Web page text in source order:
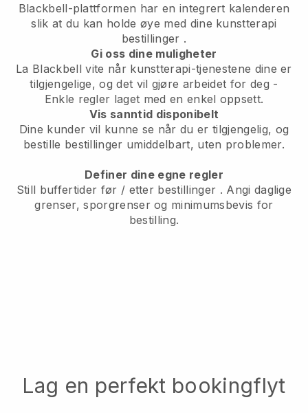
Blackbell-plattformen har en integrert kalenderen
slik at du kan holde øye med dine kunstterapi
bestillinger .
Gi oss dine muligheter
La Blackbell vite når kunstterapi-tjenestene dine er
tilgjengelige, og det vil gjøre arbeidet for deg -
Enkle regler laget med en enkel oppsett.
Vis sanntid disponibelt
Dine kunder vil kunne se når du er tilgjengelig, og
bestille bestillinger umiddelbart, uten problemer.
Definer dine egne regler
Still buffertider før / etter bestillinger . Angi daglige
grenser, sporgrenser og minimumsbevis for
bestilling.
Lag en perfekt bookingflyt